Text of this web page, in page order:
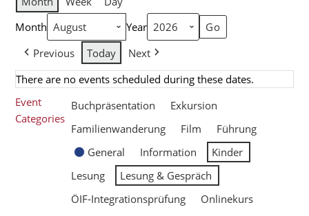
Month
Year
Previous
Today
Next
There are no events scheduled during these dates.
Event
Categories
Buchpräsentation
Exkursion
Familienwanderung
Film
Führung
General
Information
Kinder
Lesung
Lesung & Gespräch
ÖIF-Integrationsprüfung
Onlinekurs